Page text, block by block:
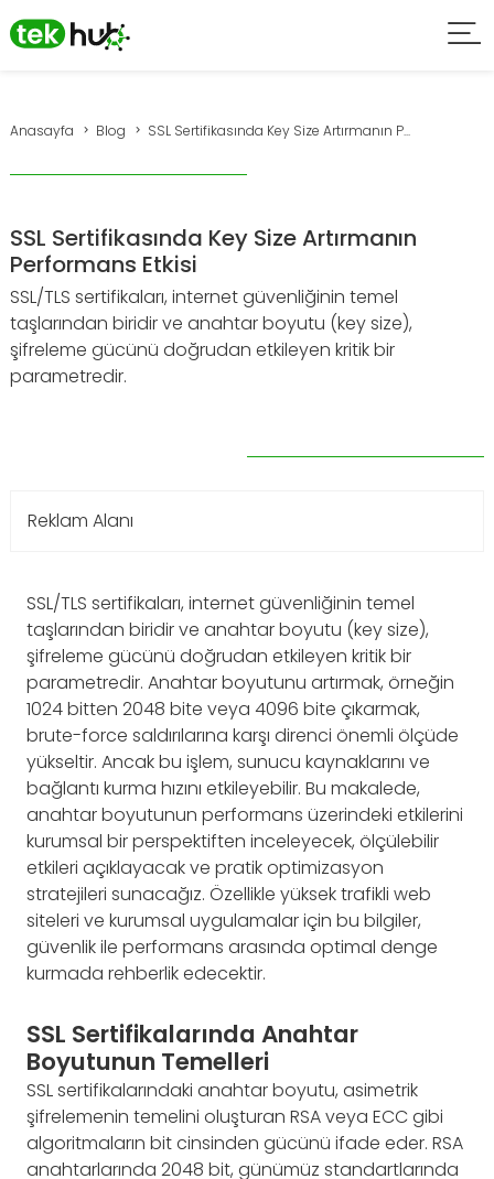
Anasayfa Blog SSL Sertifikasında Key Size Artırmanın P...
SSL Sertifikasında Key Size Artırmanın
Performans Etkisi
SSL/TLS sertifikaları, internet güvenliğinin temel
taşlarından biridir ve anahtar boyutu (key size),
şifreleme gücünü doğrudan etkileyen kritik bir
parametredir.
Reklam Alanı
SSL/TLS sertifikaları, internet güvenliğinin temel
taşlarından biridir ve anahtar boyutu (key size),
şifreleme gücünü doğrudan etkileyen kritik bir
parametredir. Anahtar boyutunu artırmak, örneğin
1024 bitten 2048 bite veya 4096 bite çıkarmak,
brute-force saldırılarına karşı direnci önemli ölçüde
yükseltir. Ancak bu işlem, sunucu kaynaklarını ve
bağlantı kurma hızını etkileyebilir. Bu makalede,
anahtar boyutunun performans üzerindeki etkilerini
kurumsal bir perspektiften inceleyecek, ölçülebilir
etkileri açıklayacak ve pratik optimizasyon
stratejileri sunacağız. Özellikle yüksek trafikli web
siteleri ve kurumsal uygulamalar için bu bilgiler,
güvenlik ile performans arasında optimal denge
kurmada rehberlik edecektir.
SSL Sertifikalarında Anahtar
Boyutunun Temelleri
SSL sertifikalarındaki anahtar boyutu, asimetrik
şifrelemenin temelini oluşturan RSA veya ECC gibi
algoritmaların bit cinsinden gücünü ifade eder. RSA
anahtarlarında 2048 bit, günümüz standartlarında